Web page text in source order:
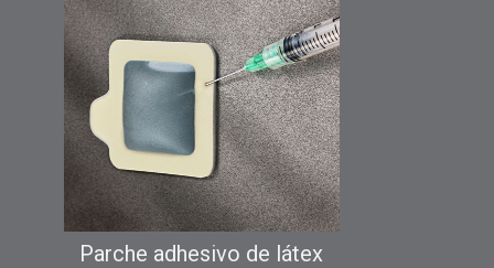
la tabla de compatibilidad de las sondas
Parche adhesivo de látex